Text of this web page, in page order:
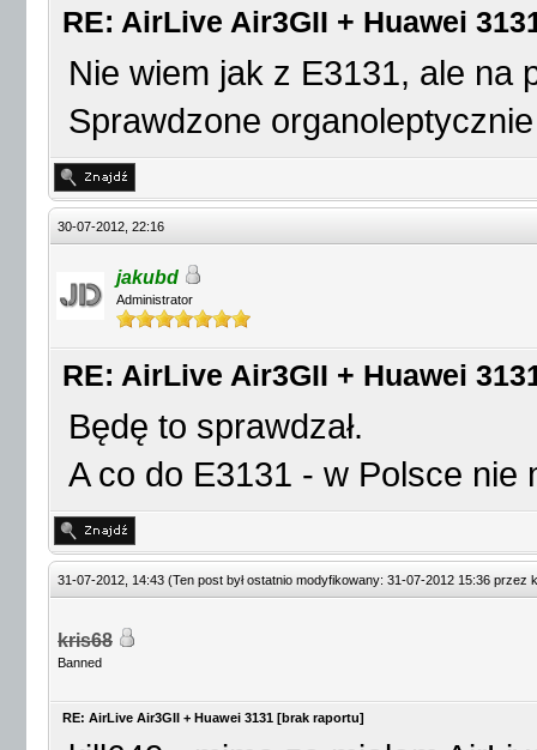
RE: AirLive Air3GII + Huawei
Nie wiem jak z E3131, ale na
Sprawdzone
30-07-2012, 22:16
jakubd
Administrator
RE: AirLive Air3GII + Huawei
Będę to sprawdzał.
A co do E3131 - w Polsce nie
31-07-2012, 14:43 (Ten post był ostatnio modyfikowany: 31-07-2012 15:36 przez
kris68
Banned
RE: AirLive Air3GII + Huawei 3131 [brak raportu]